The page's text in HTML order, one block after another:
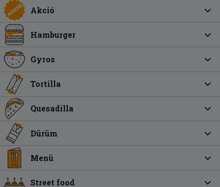
Akció
Hamburger
Gyros
Tortilla
Quesadilla
Dürüm
Menü
Street food